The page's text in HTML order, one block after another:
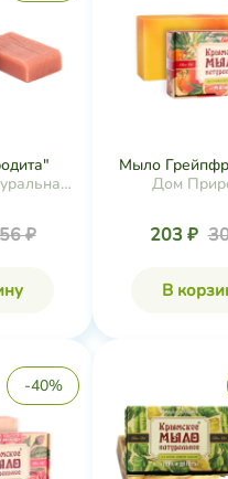
₽
Мыло
Дом
203 ₽
В
-40%